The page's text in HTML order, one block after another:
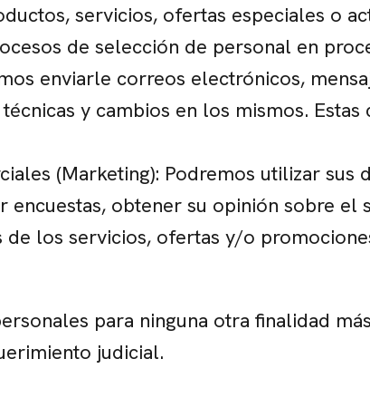
servicios, ofertas especiales o
de selección de personal en
enviarle correos electrónicos,
y cambios en los mismos.
(Marketing): Podremos utilizar
encuestas, obtener su opinión sobre
los servicios, ofertas y/o
para ninguna otra finalidad
judicial.